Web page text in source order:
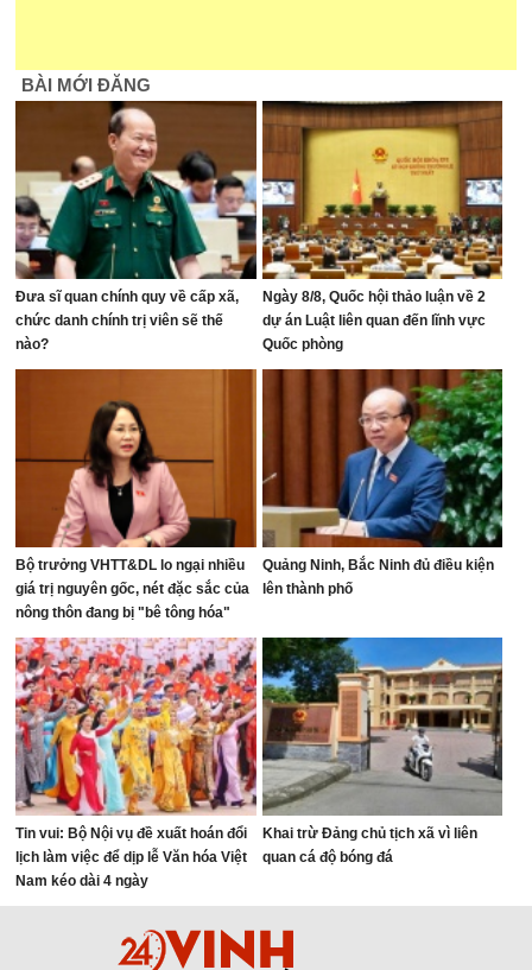
BÀI MỚI ĐĂNG
Đưa sĩ quan chính quy về cấp xã,
chức danh chính trị viên sẽ thế
nào?
Ngày 8/8, Quốc hội thảo luận về 2
dự án Luật liên quan đến lĩnh vực
Quốc phòng
Bộ trưởng VHTT&DL lo ngại nhiều
giá trị nguyên gốc, nét đặc sắc của
nông thôn đang bị "bê tông hóa"
Quảng Ninh, Bắc Ninh đủ điều kiện
lên thành phố
Tin vui: Bộ Nội vụ đề xuất hoán đổi
lịch làm việc để dịp lễ Văn hóa Việt
Nam kéo dài 4 ngày
Khai trừ Đảng chủ tịch xã vì liên
quan cá độ bóng đá